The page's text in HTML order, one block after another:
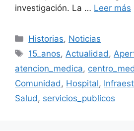
investigación. La … Leer más
Categorías
Historias, Noticias
Etiquetas
15_anos, Actualidad ,
atencion_medica,
Comunidad , Hospital,
Salud , servicios_publicos